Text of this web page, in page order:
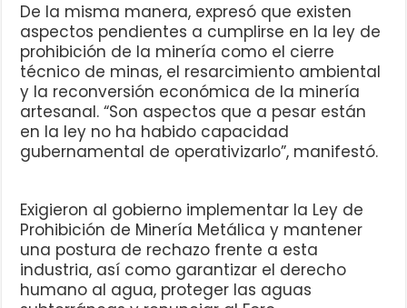
De la misma manera, expresó que existen
aspectos pendientes a cumplirse en la ley de
prohibición de la minería como el cierre
técnico de minas, el resarcimiento ambiental
y la reconversión económica de la minería
artesanal. “Son aspectos que a pesar están
en la ley no ha habido capacidad
gubernamental de operativizarlo”, manifestó.
Exigieron al gobierno implementar la Ley de
Prohibición de Minería Metálica y mantener
una postura de rechazo frente a esta
industria, así como garantizar el derecho
humano al agua, proteger las aguas